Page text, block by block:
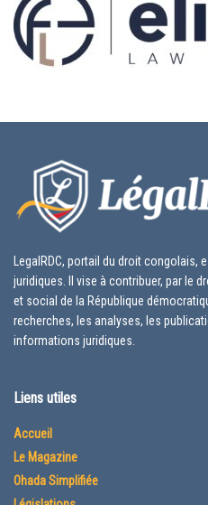
LegalRDC, portail du droit congolais,
juridiques. Il vise à contribuer, par le
et social de la République
recherches, les analyses, les
informations juridiques.
Liens utiles
Accueil
Le Magazine
Ohada Simplifiée